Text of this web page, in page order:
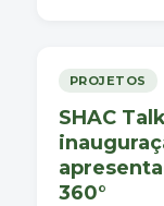
PROJETOS
SHAC
360°